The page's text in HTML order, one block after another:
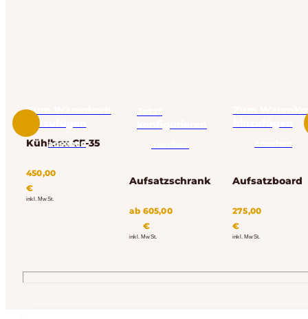
Zum Warenkorb
hinzufügen
ansehen
Kühlbox CF-35
450,00
€
inkl. MwSt.
Aufsatzschrank
ab 605,00
€
inkl. MwSt.
Aufsatzboard
275,00
€
inkl. MwSt.